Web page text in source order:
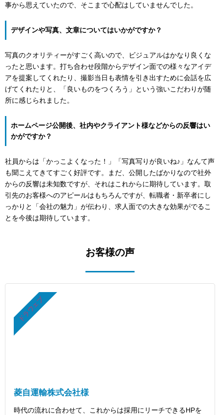
事から思えていたので、そこまで心配はしていませんでした。
デザインや写真、文章についてはいかがですか？
写真のクオリティーがすごく高いので、ビジュアルはかなり良くな
ったと思います。打ち合わせ段階からデザイン面での様々なアイデ
アを提案してくれたり、撮影当日も表情を引き出すために会話を広
げてくれたりと、「良いものをつくろう」という強いこだわりが随
所に感じられました。
ホームページ公開後、社内やクライアント様などからの反響はい
かがですか？
社員からは「かっこよくなった！」「写真写りが良いね♪」なんて声
も聞こえてきてすごく好評です。まだ、公開したばかりなので社外
からの反響は未知数ですが、それはこれからに期待しています。取
引先のお客様へのアピールはもちろんですが、転職者・新卒者にし
っかりと「会社の魅力」が伝わり、求人面での大きな効果がでるこ
とを今後は期待しています。
お客様の声
菱自運輸株式会社様
時代の流れに合わせて、これからは採用にリーチできるHPを
ドラウェブ